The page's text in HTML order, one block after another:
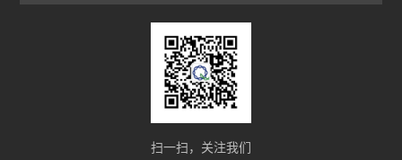
扫一扫，关注我们